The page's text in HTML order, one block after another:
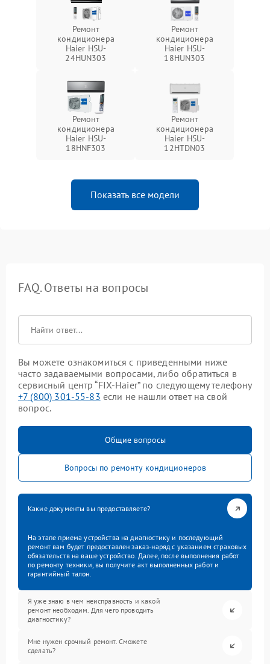
Ремонт
кондиционера
Haier HSU-
24HUN303
Ремонт
кондиционера
Haier HSU-
18HUN303
Ремонт
кондиционера
Haier HSU-
18HNF303
Ремонт
кондиционера
Haier HSU-
12HTDN03
Показать все модели
FAQ. Ответы на вопросы
Вы можете ознакомиться с приведенными ниже
часто задаваемыми вопросами, либо обратиться в
сервисный центр “FIX-Haier” по следующему телефону
+7 (800) 301-55-83 если не нашли ответ на свой
вопрос.
Общие вопросы
Вопросы по ремонту кондиционеров
Какие документы вы предоставляете?
На этапе приема устройства на диагностику и последующий
ремонт вам будет предоставлен заказ-наряд с указанием страховых
обязательств на ваше устройство. Далее, после выполнения работ
по ремонту техники, вы получите акт выполненных работ и
гарантийный талон.
Я уже знаю в чем неисправность и какой
ремонт необходим. Для чего проводить
диагностику?
Мне нужен срочный ремонт. Сможете
сделать?